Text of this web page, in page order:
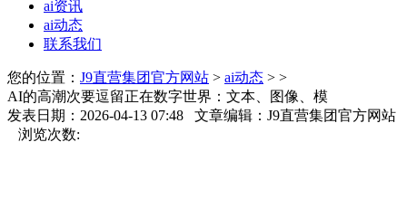
ai资讯
ai动态
联系我们
您的位置： J9直营集团官方网站 > ai动态 > >
AI的高潮次要逗留正在数字世界：文本、图像、模
发表日期：2026-04-13 07:48 文章编辑：J9直营集团官方网站
浏览次数: